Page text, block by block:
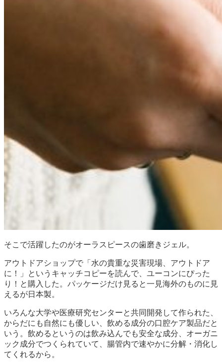
そこで活躍したのがオーラスピースの歯磨きジェル。
アウトドアショップで「水の貴重な災害現場、アウトドア
に！」というキャッチコピーを読んで、ユーコンにぴった
り！と購入した。パッケージだけ見ると一見海外のものに見
えるが日本製。
いろんな大学や医療研究センターと共同開発して作られた、
からだにも自然にも優しい、飲める成分の口腔ケア製品だと
いう。飲めるというのは飲み込んでも安全な成分、オーガニ
ック成分でつくられていて、腸管内で速やかに分解・消化し
てくれるから。